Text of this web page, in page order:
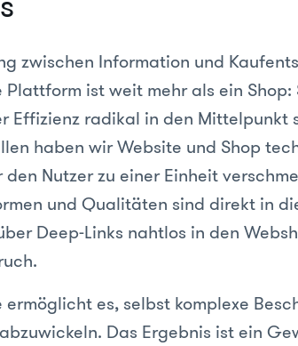
zwischen Information und
ist weit mehr als ein Shop:
Effizienz radikal in den Mittelpunkt
haben wir Website und Shop
Nutzer zu einer Einheit
und Qualitäten sind direkt in
Deep-Links nahtlos in den
ermöglicht es, selbst komplexe
Das Ergebnis ist ein